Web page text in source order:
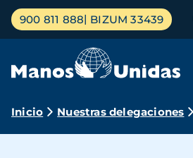
Pasar
contenido
Menú
principal
900 811 888 BIZUM 33439
Ruta
Inicio Nuestras delegaciones